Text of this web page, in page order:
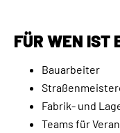
FÜR WEN IST
Bauarbeiter
Fabrik- und
Teams für